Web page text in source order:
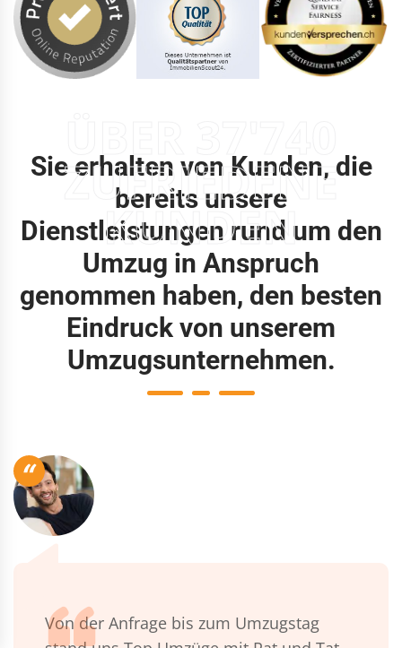
ZUFRIEDENE
KUNDEN
Sie erhalten von Kunden, die
bereits unsere
Dienstleistungen rund um den
Umzug in Anspruch
genommen haben, den besten
Eindruck von unserem
Umzugsunternehmen.
“
Von der Anfrage bis zum Umzugstag